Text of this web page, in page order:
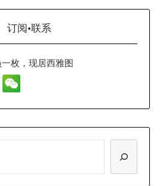
订阅·联系
枚，现居西雅图